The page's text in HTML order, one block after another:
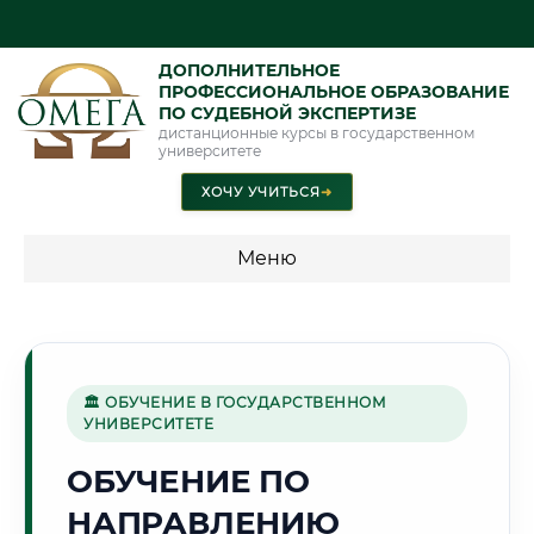
ДОПОЛНИТЕЛЬНОЕ
ПРОФЕССИОНАЛЬНОЕ ОБРАЗОВАНИЕ
ПО СУДЕБНОЙ ЭКСПЕРТИЗЕ
дистанционные курсы в государственном
университете
ХОЧУ УЧИТЬСЯ➜
Меню
специальности"
Стоимость по программам обучения "Судебная экспертиза"
Стоимость по программам обучения "Экспертиза"
🏛 ОБУЧЕНИЕ В ГОСУДАРСТВЕННОМ
УНИВЕРСИТЕТЕ
ОБУЧЕНИЕ ПО
НАПРАВЛЕНИЮ